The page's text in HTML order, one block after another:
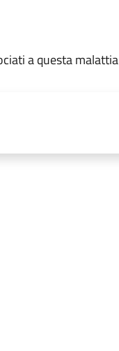
a questa malattia